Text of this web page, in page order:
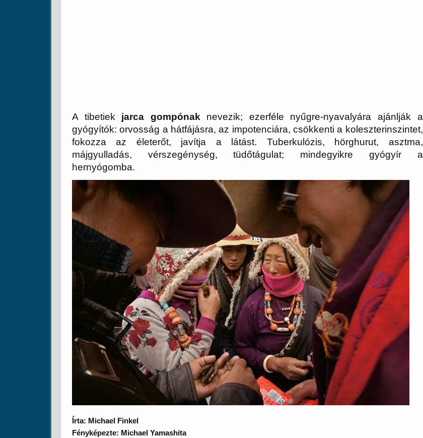
A tibetiek jarca gompónak nevezik; ezerféle nyűgre-nyavalyára ajánlják a
gyógyítók: orvosság a hátfájásra, az impotenciára, csökkenti a koleszterinszintet,
fokozza az életerőt, javítja a látást. Tuberkulózis, hörghurut, asztma,
májgyulladás, vérszegénység, tüdőtágulat; mindegyikre gyógyír a
hernyógomba.
Írta: Michael Finkel
Fényképezte: Michael Yamashita